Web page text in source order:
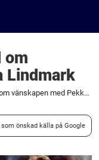
om
Lindmark
Mats Lusths ärliga ord om vänskapen med Pekka Lindmark
önskad källa på Google